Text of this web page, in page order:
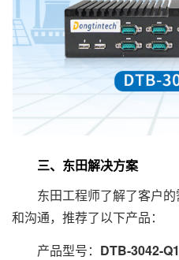
三、东田解决方案
东田工程师了解了客户的
和沟通，推荐了以下产品：
产品型号： DTB-3042-